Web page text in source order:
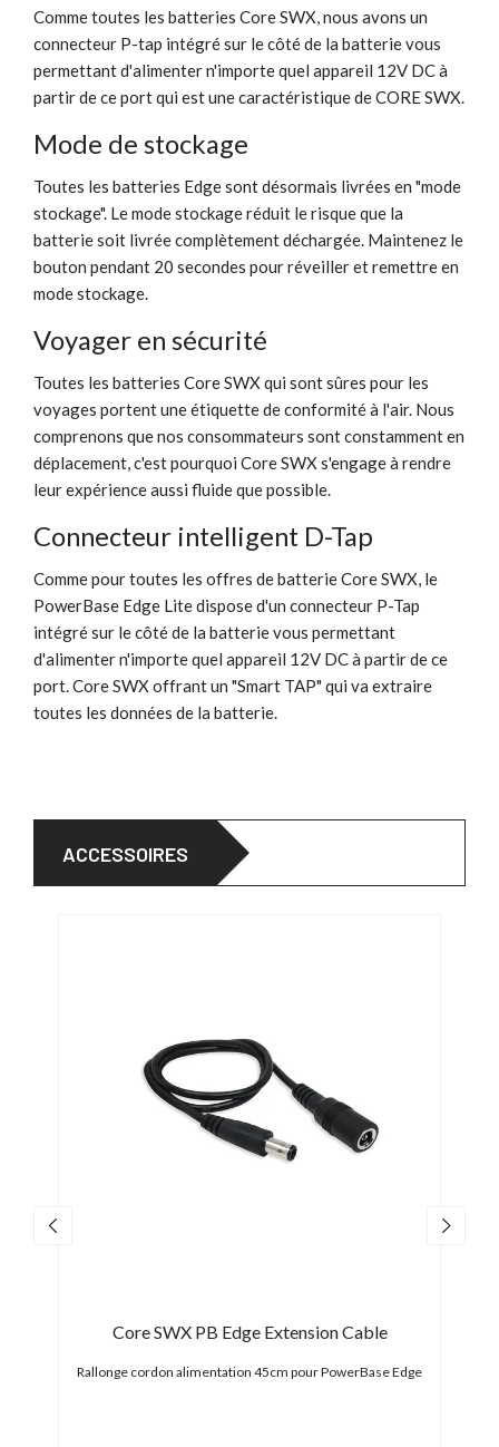
Comme toutes les batteries Core SWX, nous avons un
connecteur P-tap intégré sur le côté de la batterie vous
permettant d'alimenter n'importe quel appareil 12V DC à
partir de ce port qui est une caractéristique de CORE SWX.
Mode de stockage
Toutes les batteries Edge sont désormais livrées en "mode
stockage". Le mode stockage réduit le risque que la
batterie soit livrée complètement déchargée. Maintenez le
bouton pendant 20 secondes pour réveiller et remettre en
mode stockage.
Voyager en sécurité
Toutes les batteries Core SWX qui sont sûres pour les
voyages portent une étiquette de conformité à l'air. Nous
comprenons que nos consommateurs sont constamment en
déplacement, c'est pourquoi Core SWX s'engage à rendre
leur expérience aussi fluide que possible.
Connecteur intelligent D-Tap
Comme pour toutes les offres de batterie Core SWX, le
PowerBase Edge Lite dispose d'un connecteur P-Tap
intégré sur le côté de la batterie vous permettant
d'alimenter n'importe quel appareil 12V DC à partir de ce
port. Core SWX offrant un "Smart TAP" qui va extraire
toutes les données de la batterie.
ACCESSOIRES
Core SWX PB Edge Extension Cable
Rallonge cordon alimentation 45cm pour PowerBase Edge